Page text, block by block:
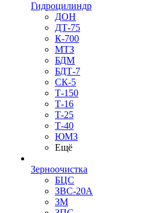
Гидроцилиндр
ДОН
ДТ-75
К-700
МТЗ
БДМ
БДТ-7
СК-5
Т-150
Т-16
Т-25
Т-40
ЮМЗ
Ещё
Зерноочистка
БЦС
ЗВС-20А
ЗМ